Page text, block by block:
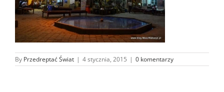
By Przedreptać Świat | 4 stycznia, 2015 | 0 komentarzy